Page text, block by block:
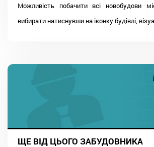
Можливість побачити всі новобудови
вибирати натиснувши на іконку будівлі,
ЩЕ ВІД ЦЬОГО ЗАБУДОВНИКА